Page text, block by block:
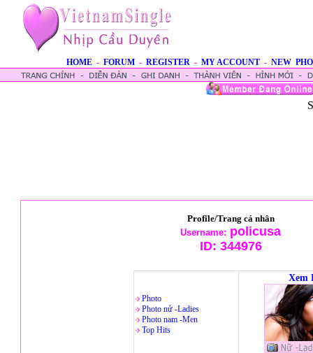
HOME - FORUM - REGISTER - MY ACCOUNT - NEW
Profile/Trang cá nhân
Username: policusa
ID: 344976
Photo
Photo nử -Ladies
Photo nam -Men
Top Hits
Xem